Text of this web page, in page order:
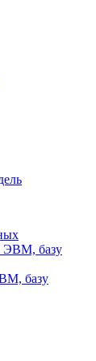
ЭВМ, базу
базу